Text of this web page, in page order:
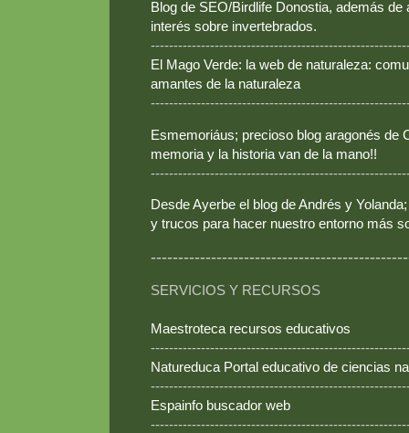
Blog de SEO/Birdlife Donostia, además
interés sobre invertebrados.
El Mago Verde: la web de naturaleza:
amantes de la naturaleza
Esmemoriáus; precioso blog aragonés de
memoria y la historia van de la mano!!
Desde Ayerbe el blog de Andrés y
y trucos para hacer nuestro entorno más
SERVICIOS Y RECURSOS
Maestroteca recursos educativos
Natureduca Portal educativo de ciencias
Espainfo buscador web